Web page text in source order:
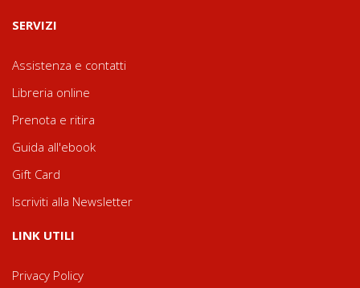
SERVIZI
Assistenza e contatti
Libreria online
Prenota e ritira
Guida all'ebook
Gift Card
Iscriviti alla Newsletter
LINK UTILI
Privacy Policy